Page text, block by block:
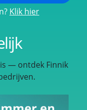
Klik hier
— ontdek Finnik